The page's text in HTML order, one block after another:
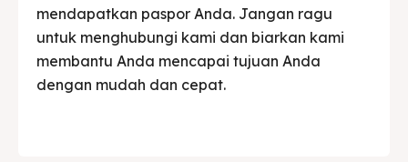
mendapatkan paspor Anda. Jangan ragu
untuk menghubungi kami dan biarkan kami
membantu Anda mencapai tujuan Anda
dengan mudah dan cepat.